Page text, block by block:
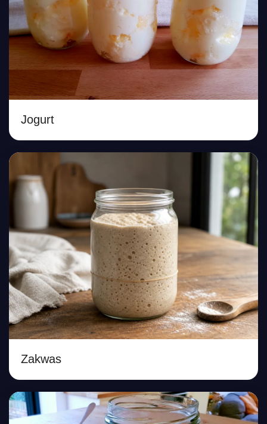
Jogurt
Zakwas